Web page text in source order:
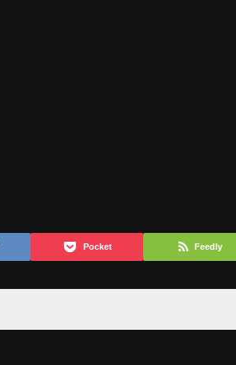
Pocket Feedly